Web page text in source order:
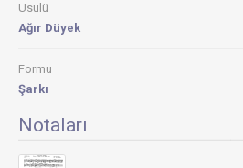
Usulü
Ağır Düyek
Formu
Şarkı
Notaları